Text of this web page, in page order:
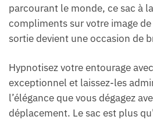
parcourant le monde, ce sac à
compliments sur votre image
sortie devient une occasion de
Hypnotisez votre entourage
exceptionnel et laissez-les
l’élégance que vous dégagez
déplacement. Le sac est plus